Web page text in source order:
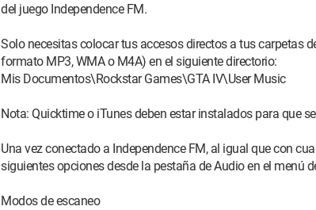
del juego Independence FM.
Solo necesitas colocar tus accesos directos a tus carpetas
formato MP3, WMA o M4A) en el siguiente directorio:
Mis Documentos\Rockstar Games\GTA IV\User Music
Nota: Quicktime o iTunes deben estar instalados para que
Una vez conectado a Independence FM, al igual que con
siguientes opciones desde la pestaña de Audio en el menú
Modos de escaneo